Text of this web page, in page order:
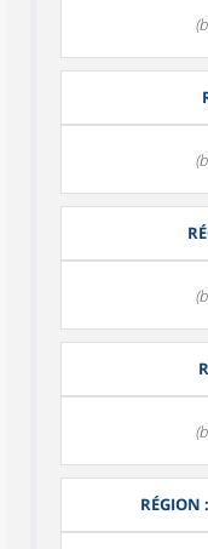
RÉGION